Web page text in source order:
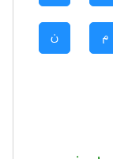
م ن